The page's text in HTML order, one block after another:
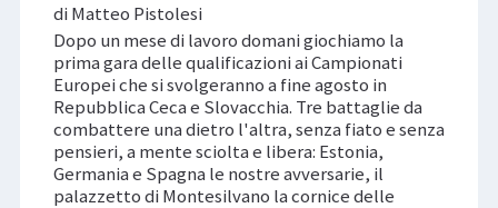
di Matteo Pistolesi
Dopo un mese di lavoro domani giochiamo la
prima gara delle qualificazioni ai Campionati
Europei che si svolgeranno a fine agosto in
Repubblica Ceca e Slovacchia. Tre battaglie da
combattere una dietro l'altra, senza fiato e senza
pensieri, a mente sciolta e libera: Estonia,
Germania e Spagna le nostre avversarie, il
palazzetto di Montesilvano la cornice delle